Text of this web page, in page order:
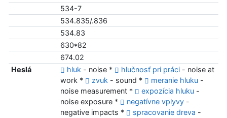
534-7
534.835/.836
534.83
630*82
674.02
Heslá
hluk- noise * hlučnosť pri práci- noise at
work *
zvuk- sound * meranie hluku-
noise measurement *
expozícia hluku-
noise exposure *
negatívne vplyvy-
negative impacts *
spracovanie dreva -